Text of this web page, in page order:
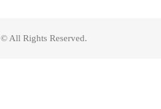
© All Rights Reserved.